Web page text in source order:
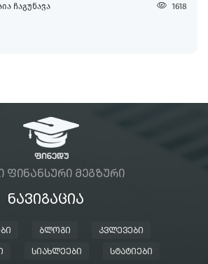
ჩაგუნავა 1618
ᲤᲘᲜᲐᲜᲡᲣᲠᲘ ᲛᲔᲒᲖᲣᲠᲘ
ᲜᲐᲕᲘᲒᲐᲪᲘᲐ
ᲑᲚᲝᲒᲘ ᲙᲕᲚᲔᲕᲔᲑᲘ
ᲡᲘᲐᲮᲚᲔᲔᲑᲘ ᲡᲢᲐᲢᲘᲔᲑᲘ